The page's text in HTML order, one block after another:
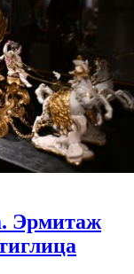
Эрмитаж